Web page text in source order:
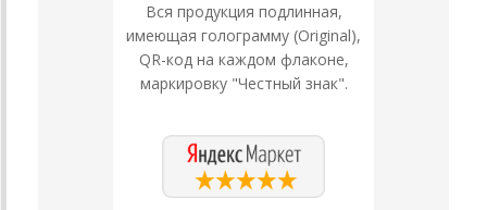
Вся продукция подлинная,
имеющая голограмму (Original),
QR-код на каждом флаконе,
маркировку "Честный знак".